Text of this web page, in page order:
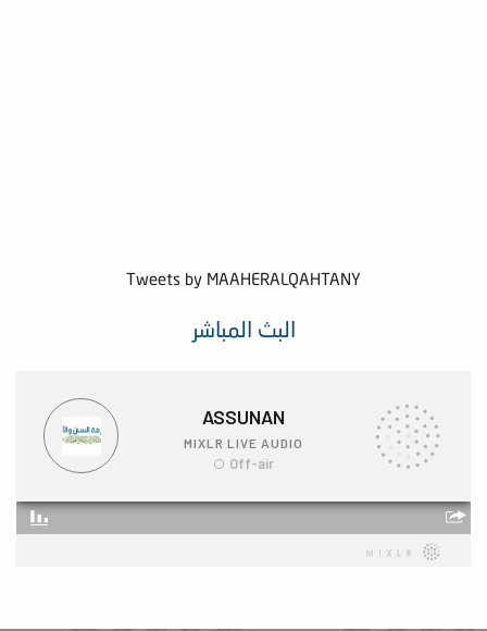
Tweets by MAAHERALQAHTANY
البث المباشر